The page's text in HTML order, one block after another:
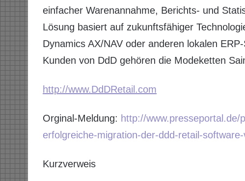
einfacher Warenannahme, Berichts- und
Lösung basiert auf zukunftsfähiger
Dynamics AX/NAV oder anderen lokalen
Kunden von DdD gehören die Modeketten
http://www.DdDRetail.com
Orginal-Meldung: http://
erfolgreiche-migration-der-ddd-retail-
Kurzverweis